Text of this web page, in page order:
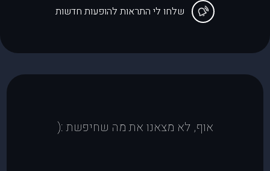
שלחו לי התראות להופעות חדשות
אוף, לא מצאנו את מה שחיפשת :(